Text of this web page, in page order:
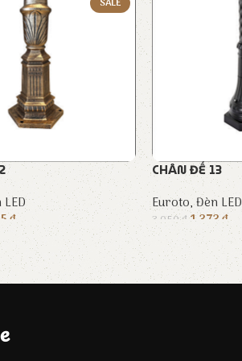
₫
CHÂN ĐẾ 13
Euroto,Đèn LED
3.050₫ 1.373₫